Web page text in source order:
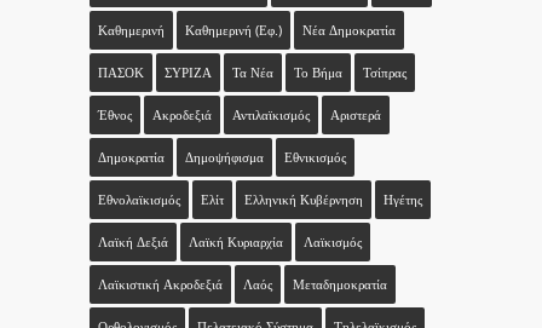
Καθημερινή Καθημερινή (εφ.) Νέα Δημοκρατία
ΠΑΣΟΚ ΣΥΡΙΖΑ Τα Νέα Το Βήμα Τσίπρας
Έθνος Ακροδεξιά Αντιλαϊκισμός Αριστερά
Δημοκρατία Δημοψήφισμα Εθνικισμός
Εθνολαϊκισμός Ελίτ Ελληνική Κυβέρνηση Ηγέτης
Λαϊκή Δεξιά Λαϊκή Κυριαρχία Λαϊκισμός
Λαϊκιστική Ακροδεξιά Λαός Μεταδημοκρατία